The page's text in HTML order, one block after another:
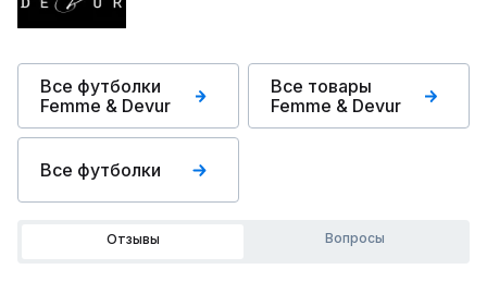
Все футболки
Femme & Devur
Все товары
Femme & Devur
Все футболки
Отзывы Вопросы